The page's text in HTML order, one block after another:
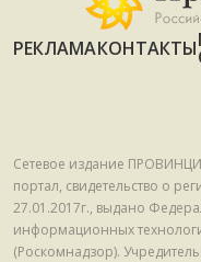
РЕКЛАМАКОНТАКТЫ
Сетевое издание
портал, свидетельство о
27.01.2017г., выдано
информационных
(Роскомнадзор).